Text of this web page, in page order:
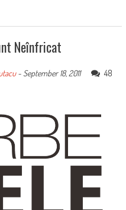
Neînfricat
- September 18, 2011
48